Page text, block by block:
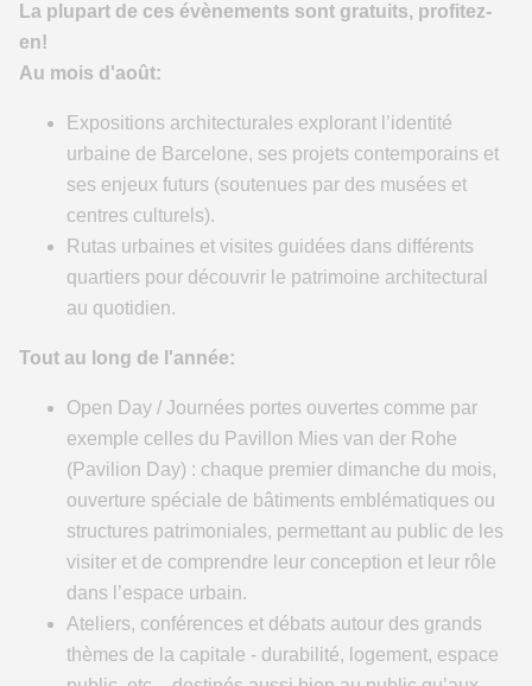
La plupart de ces évènements sont gratuits, profitez-
en!
Au mois d'août:
Expositions architecturales explorant l’identité
urbaine de Barcelone, ses projets contemporains et
ses enjeux futurs (soutenues par des musées et
centres culturels).
Rutas urbaines et visites guidées dans différents
quartiers pour découvrir le patrimoine architectural
au quotidien.
Tout au long de l'année:
Open Day / Journées portes ouvertes comme par
exemple celles du Pavillon Mies van der Rohe
(Pavilion Day) : chaque premier dimanche du mois,
ouverture spéciale de bâtiments emblématiques ou
structures patrimoniales, permettant au public de les
visiter et de comprendre leur conception et leur rôle
dans l’espace urbain.
Ateliers, conférences et débats autour des grands
thèmes de la capitale - durabilité, logement, espace